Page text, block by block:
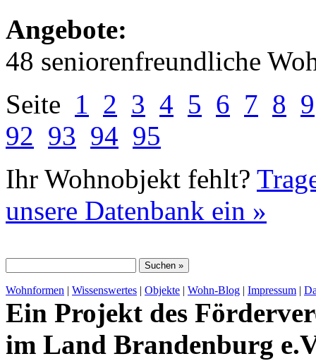
Angebote:
48 seniorenfreundliche
Seite 1 2 3 4 5 6 7 8 9
92 93 94 95
Ihr Wohnobjekt fehlt?
unsere Datenbank ein »
Wohnformen | Wissenswertes | Objekte | Wohn-Blog | Impressum |
Ein Projekt des
im Land Brandenburg